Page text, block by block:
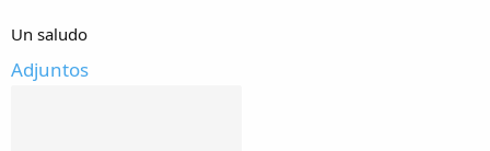
Un saludo
Adjuntos